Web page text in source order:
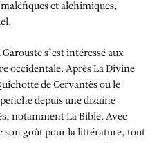
maléfiques et alchimiques,
s’est intéressé aux
occidentale. Après La Divine
de Cervantès ou le
depuis une dizaine
notamment La Bible. Avec
son goût pour la littérature, tout